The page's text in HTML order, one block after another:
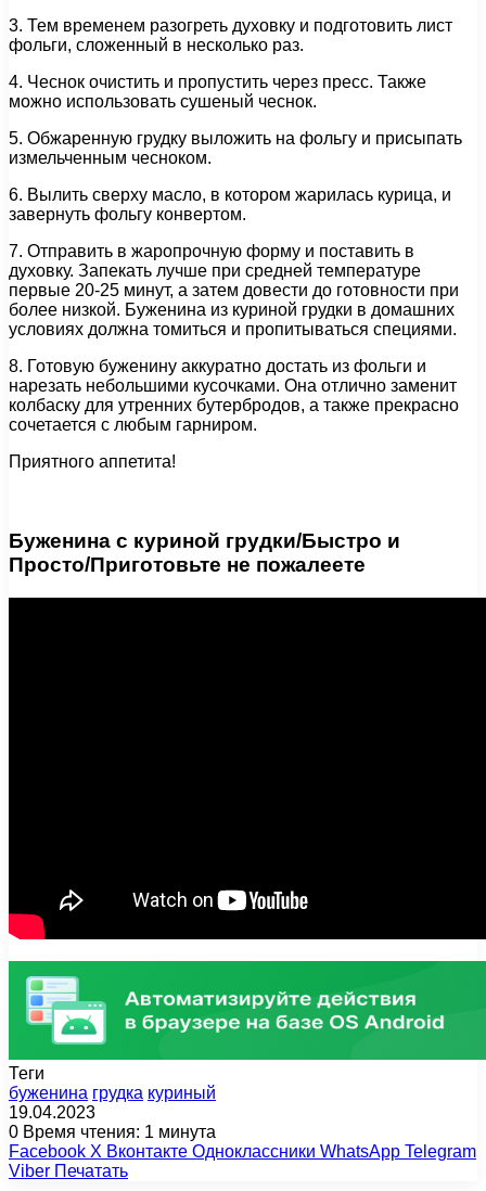
3. Тем временем разогреть духовку и подготовить лист
фольги, сложенный в несколько раз.
4. Чеснок очистить и пропустить через пресс. Также
можно использовать сушеный чеснок.
5. Обжаренную грудку выложить на фольгу и присыпать
измельченным чесноком.
6. Вылить сверху масло, в котором жарилась курица, и
завернуть фольгу конвертом.
7. Отправить в жаропрочную форму и поставить в
духовку. Запекать лучше при средней температуре
первые 20-25 минут, а затем довести до готовности при
более низкой. Буженина из куриной грудки в домашних
условиях должна томиться и пропитываться специями.
8. Готовую буженину аккуратно достать из фольги и
нарезать небольшими кусочками. Она отлично заменит
колбаску для утренних бутербродов, а также прекрасно
сочетается с любым гарниром.
Приятного аппетита!
Буженина с куриной грудки/Быстро и
Просто/Приготовьте не пожалеете
Теги
буженина грудка куриный
19.04.2023
0 Время чтения: 1 минута
Facebook X Вконтакте Одноклассники WhatsApp Telegram
Viber Печатать